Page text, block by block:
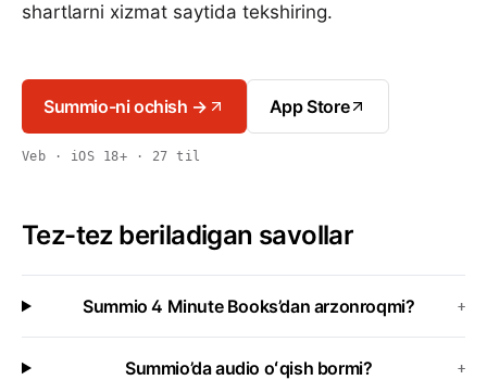
shartlarni xizmat saytida tekshiring.
Summio-ni ochish → App Store
Veb · iOS 18+ · 27 til
Tez-tez beriladigan savollar
Summio 4 Minute Books’dan arzonroqmi? +
Summio’da audio oʻqish bormi? +